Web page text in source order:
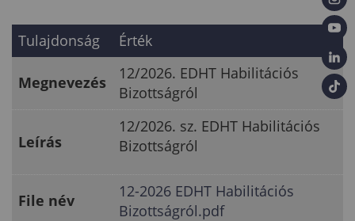
Tulajdonság Érték
Megnevezés
12/2026. EDHT Habilitációs
Bizottságról
Leírás
12/2026. sz. EDHT Habilitációs
Bizottságról
File név
12-2026 EDHT Habilitációs
Bizottságról.pdf